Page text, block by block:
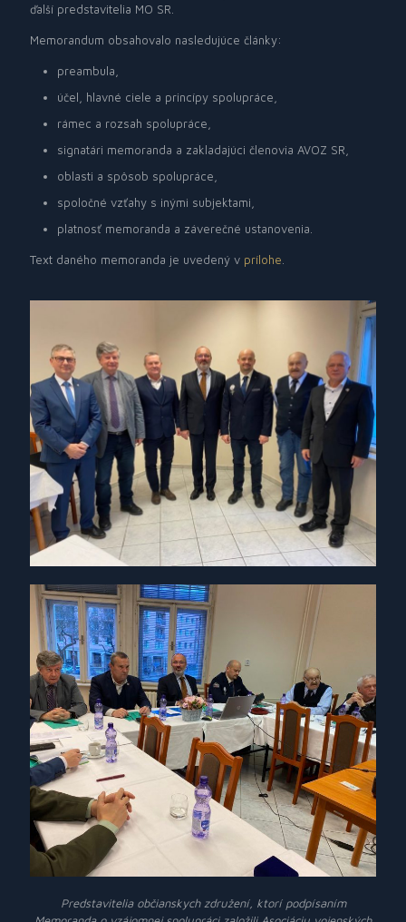
ďalší predstavitelia MO SR.
Memorandum obsahovalo nasledujúce články:
preambula,
účel, hlavné ciele a princípy spolupráce,
rámec a rozsah spolupráce,
signatári memoranda a zakladajúci členovia AVOZ SR,
oblasti a spôsob spolupráce,
spoločné vzťahy s inými subjektami,
platnosť memoranda a záverečné ustanovenia.
Text daného memoranda je uvedený v prílohe
Predstavitelia občianskych združení, ktorí podpísaním